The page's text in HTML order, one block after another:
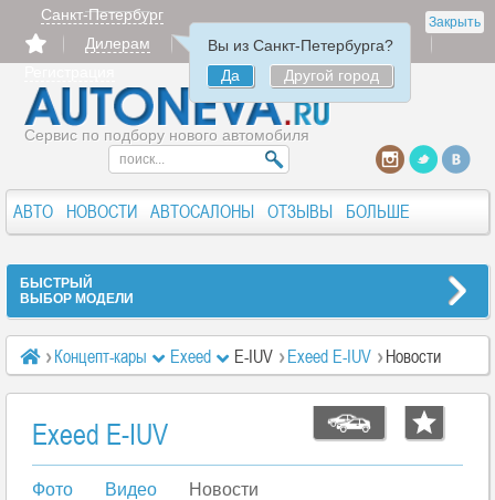
Закрыть
Санкт-Петербург
Вы из Санкт-Петербурга?
Да
Другой город
Дилерам Продать
Авторизация
Сервис по подбору нового автомобиля
АВТО НОВОСТИ АВТОСАЛОНЫ ОТЗЫВЫ БОЛЬШЕ
БЫСТРЫЙ
ВЫБОР МОДЕЛИ
Концепт-кары Exeed E-IUV Exeed E-IUV Новости
Exeed E-IUV
Фото Видео Новости